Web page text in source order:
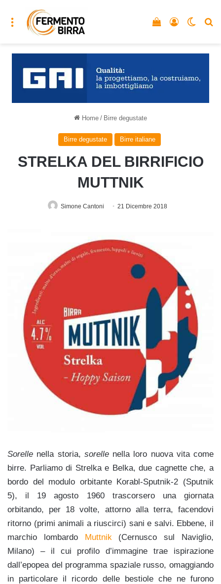
Menu Accedi
Vedi il carrello
Home / Birre degustate
Birre degustate Birre italiane
STRELKA DEL BIRRIFICIO
MUTTNIK
Simone Cantoni 21 Dicembre 2018
Sorelle nella storia, sorellenella loro nuova vita come
birre. Parliamo di Strelka e Belka, due cagnette che, a
bordo del modulo orbitante Korabl-Sputnik-2 (Sputnik
5), il 19 agosto 1960 trascorsero una giornata
orbitando, per 18 volte, attorno alla terra, facendovi
ritorno (primi animali a riuscirci) sani e salvi. Ebbene, il
marchio lombardo Muttnik (Cernusco sul Naviglio,
Milano) – il cui profilo d’immagine trae ispirazione
dall’epopea del programma spaziale russo, omaggiando
in particolare il ricordo delle bestiole che ne furono